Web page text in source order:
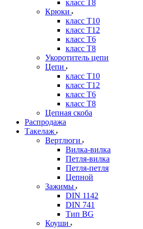
класс Т8
Крюки
класс Т10
класс Т12
класс Т6
класс Т8
Укоротитель цепи
Цепи
класс Т10
класс Т12
класс Т6
класс Т8
Цепная скоба
Распродажа
Такелаж
Вертлюги
Вилка-вилка
Петля-вилка
Петля-петля
Цепной
Зажимы
DIN 1142
DIN 741
Тип BG
Коуши